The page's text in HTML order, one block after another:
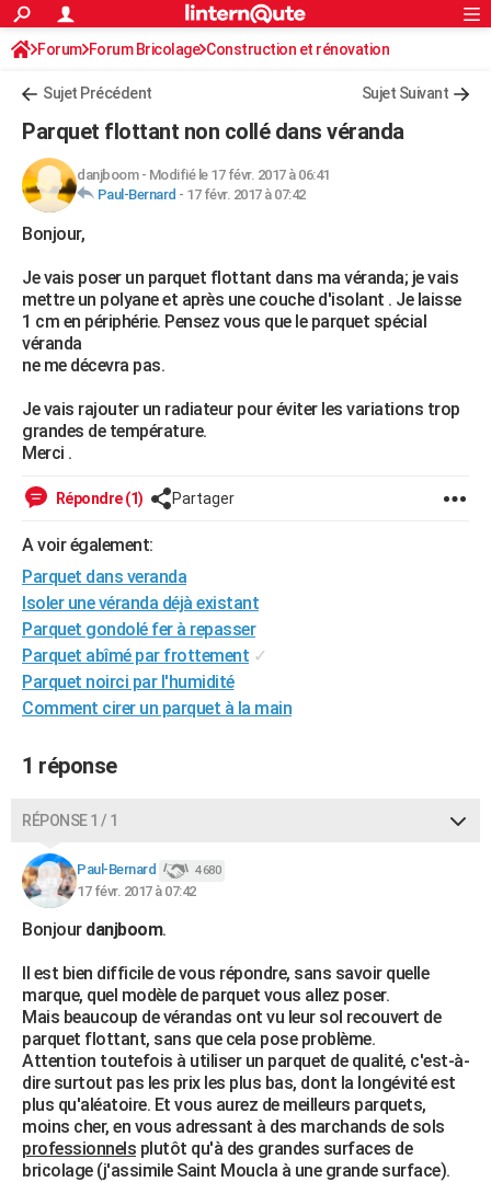
ACTUALITÉS
Politique
Société
Faits Divers
Education
Monde
Villes
+
FINANCE
Retraite
Impôts
Epargne
Immobilier
Risques naturels par ville
Banque
Assurance
Crédit
AUTO
Essais
Réserver un essai
Citadines
Berlines
SUV
Forum auto
+HIGH-TECH
Mobiles
Meilleur smartphone
Internet
Ordinateurs
Jeux vidéo
Guide high-tech
+BRICOLAGE
Forum
Aménagement intérieur
Extérieur
Cuisine
Salle de bains
Jardinage
Rangement
WEEK-END
Guides de France
Art de vivre
Bien-être
Modes de vie
SANTE
Destinations
City break
Voyage nature
Voyage de noces
Forum
Climat
BONS PLANS
CARTE DE VOEUX
Carte de Noël
Carte Bonne année
Carte Saint-Valentin
Carte Pâques
Carte d'anniversaire
DICTIONNAIRE
COPAINS D'AVANT
S'inscrire
Se connecter
Lycées
Collèges
Primaires
Universités
Entreprises
Service militaire
Avis de recherche
AVIS DE DÉCÈS
FORUM
Bricolage
Lifestyle
Culture
Sport
Auto
Television
Voyage
Cinema
Rechercher
S'inscrire
Connexion
Forum Forum Bricolage Construction et rénovation
Sujet Précédent Sujet Suivant
Parquet flottant non collé dans véranda
danjboom- Modifié le 17 févr. 2017 à 06:41
Paul-Bernard - 17 févr. 2017 à 07:42
Bonjour,
Je vais poser un parquet flottant dans ma véranda; je vais
mettre un polyane et après une couche d'isolant . Je laisse
1 cm en périphérie. Pensez vous que le parquet spécial
véranda
ne me décevra pas.
Je vais rajouter un radiateur pour éviter les variations trop
grandes de température.
Merci .
Répondre (1) Partager
A voir également:
Parquet dans veranda
Isoler une véranda déjà existant
Parquet gondolé fer à repasser
Parquet abîmé par frottement ✓
Parquet noirci par l'humidité
Comment cirer un parquet à la main
1 réponse
RÉPONSE 1 / 1
Paul-Bernard 4 680
17 févr. 2017 à 07:42
Bonjour danjboom.
Il est bien difficile de vous répondre, sans savoir quelle
marque, quel modèle de parquet vous allez poser.
Mais beaucoup de vérandas ont vu leur sol recouvert de
parquet flottant, sans que cela pose problème.
Attention toutefois à utiliser un parquet de qualité, c'est-à-
dire surtout pas les prix les plus bas, dont la longévité est
plus qu'aléatoire. Et vous aurez de meilleurs parquets,
moins cher, en vous adressant à des marchands de sols
professionnels plutôt qu'à des grandes surfaces de
bricolage (j'assimile Saint Moucla à une grande surface).